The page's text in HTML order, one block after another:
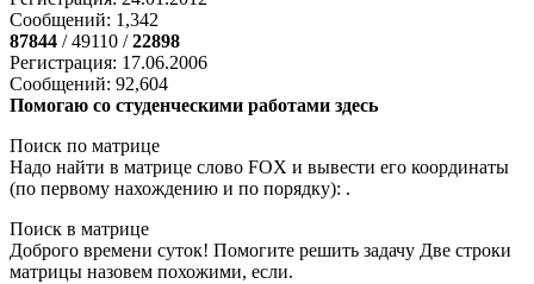
Сообщений: 1,342
87844 / 49110 /22898
Регистрация: 17.06.2006
Сообщений: 92,604
Помогаю со студенческими работами здесь
Поиск по матрице
Надо найти в матрице слово FOX и вывести его координаты
(по первому нахождению и по порядку): .
Поиск в матрице
Доброго времени суток! Помогите решить задачу Две строки
матрицы назовем похожими, если.